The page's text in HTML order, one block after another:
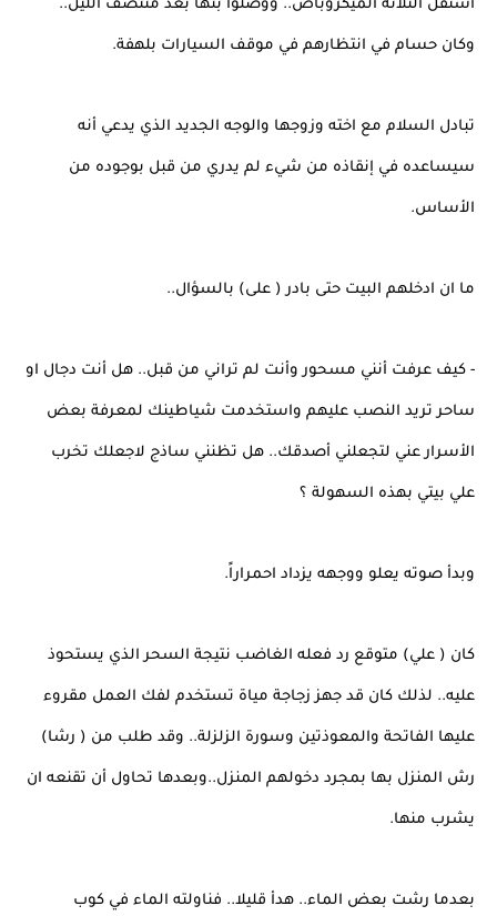
استقل الثلاثة الميكروباص.. ووصلوا بنها بعد منتصف الليل..
وكان حسام في انتظارهم في موقف السيارات بلهفة.
تبادل السلام مع اخته وزوجها والوجه الجديد الذي يدعي أنه
سيساعده في إنقاذه من شيء لم يدري من قبل بوجوده من
الأساس.
ما ان ادخلهم البيت حتى بادر ( على) بالسؤال..
- كيف عرفت أنني مسحور وأنت لم تراني من قبل.. هل أنت دجال او
ساحر تريد النصب عليهم واستخدمت شياطينك لمعرفة بعض
الأسرار عني لتجعلني أصدقك.. هل تظنني ساذج لاجعلك تخرب
علي بيتي بهذه السهولة ؟
وبدأ صوته يعلو ووجهه يزداد احمراراً.
كان ( علي) متوقع رد فعله الغاضب نتيجة السحر الذي يستحوذ
عليه.. لذلك كان قد جهز زجاجة مياة تستخدم لفك العمل مقروء
عليها الفاتحة والمعوذتين وسورة الزلزلة.. وقد طلب من ( رشا)
رش المنزل بها بمجرد دخولهم المنزل..وبعدها تحاول أن تقنعه ان
يشرب منها.
بعدما رشت بعض الماء.. هدأ قليلا.. فناولته الماء في كوب